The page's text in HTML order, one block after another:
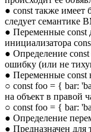
● const также имеет
следует семантике
● Переменные
инициализатора
● Определение
ошибку (или не
● Переменные const
○ const foo = { bar:
на объект в правой
○ const foo = { bar:
● Определение
● Предназначен для